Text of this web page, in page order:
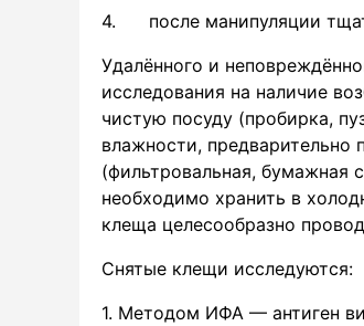
4. после манипуляции
Удалённого и
исследования на наличие
чистую посуду (пробирка,
влажности, предварительно
(фильтровальная, бумажная
необходимо хранить в
клеща целесообразно
Снятые клещи исследуются:
1. Методом ИФА — антиген